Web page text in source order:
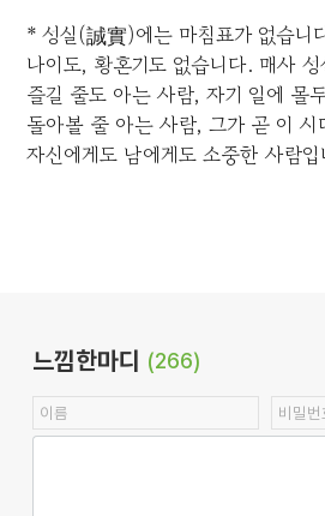
* 성실(誠實)에는 마침표가 없습니
나이도, 황혼기도 없습니다. 매사 성
즐길 줄도 아는 사람, 자기 일에 몰
돌아볼 줄 아는 사람, 그가 곧 이 시
자신에게도 남에게도 소중한 사람
느낌한마디 (266)